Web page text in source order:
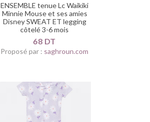
ENSEMBLE tenue Lc Waikiki
Minnie Mouse et ses amies
Disney SWEAT ET legging
côtelé 3-6 mois
68 DT
Proposé par : saghroun.com